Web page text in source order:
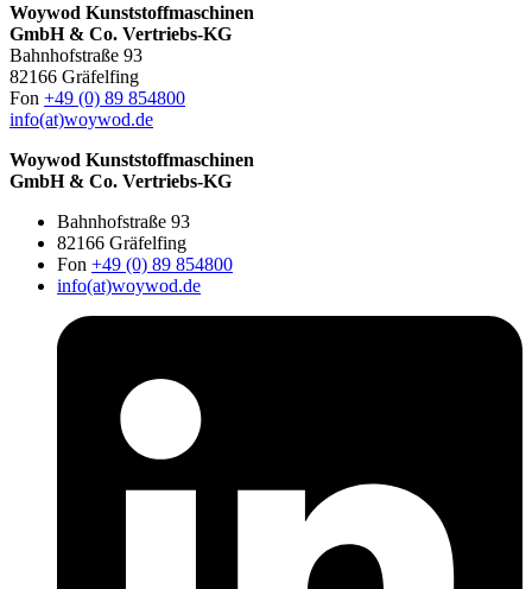
Woywod Kunststoffmaschinen
GmbH & Co. Vertriebs-KG
Bahnhofstraße 93
82166 Gräfelfing
Fon +49 (0) 89 854800
info(at)woywod.de
Woywod Kunststoffmaschinen
GmbH & Co. Vertriebs-KG
Bahnhofstraße 93
82166 Gräfelfing
Fon +49 (0) 89 854800
info(at)woywod.de